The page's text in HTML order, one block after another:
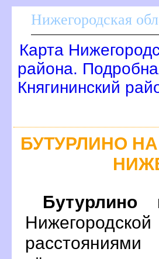
Нижегородская
Карта
района.
Княгининский
БУТУРЛИНО
Бутурлино